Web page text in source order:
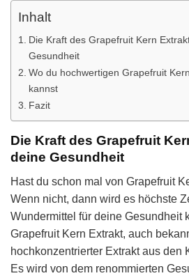
Inhalt
Die Kraft des Grapefruit Kern
Gesundheit
Wo du hochwertigen Grapefruit
kannst
Fazit
Die Kraft des Grapefruit
deine Gesundheit
Hast du schon mal von Grapefruit
Wenn nicht, dann wird es höchste
Wundermittel für deine Gesundheit
Grapefruit Kern Extrakt, auch
hochkonzentrierter Extrakt aus den
Es wird von dem renommierten